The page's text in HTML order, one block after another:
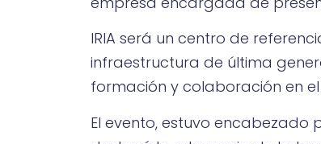
IRIA será un centro de
infraestructura de última
formación y colaboración en
El evento, estuvo encabezado